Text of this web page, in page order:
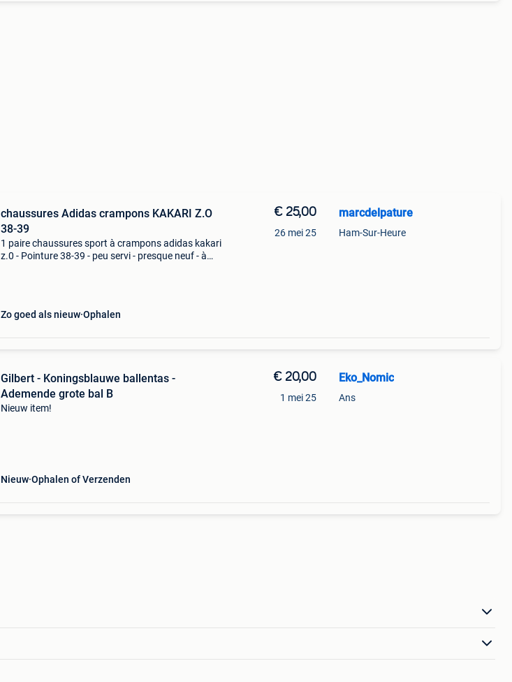
chaussures Adidas crampons KAKARI Z.O
38-39
1 paire chaussures sport à crampons adidas kakari
z.0 - Pointure 38-39 - peu servi - presque neuf - à
Zo goed als nieuw Ophalen
€ 25,00
26 mei 25
marcdelpature
Ham-Sur-Heure
Gilbert - Koningsblauwe ballentas -
Ademende grote bal B
Nieuw item!
Nieuw Ophalen of Verzenden
€ 20,00
1 mei 25
Eko_Nomic
Ans